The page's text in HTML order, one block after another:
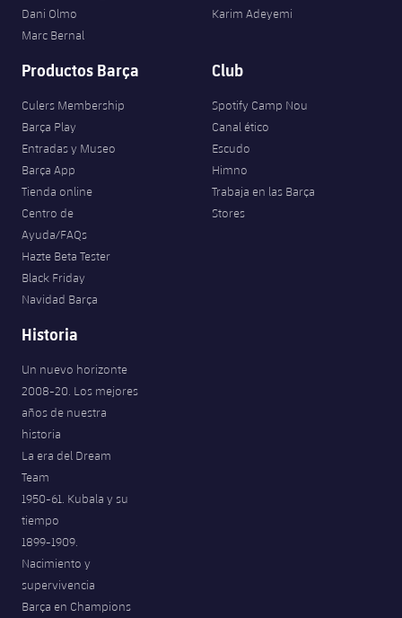
Dani Olmo
Marc Bernal
Karim Adeyemi
Productos Barça
Culers Membership
Barça Play
Entradas y Museo
Barça App
Tienda online
Centro de
Ayuda/FAQs
Hazte Beta Tester
Black Friday
Navidad Barça
Club
Spotify Camp Nou
Canal ético
Escudo
Himno
Trabaja en las Barça
Stores
Historia
Un nuevo horizonte
2008-20. Los mejores
años de nuestra
historia
La era del Dream
Team
1950-61. Kubala y su
tiempo
1899-1909.
Nacimiento y
supervivencia
Barça en Champions